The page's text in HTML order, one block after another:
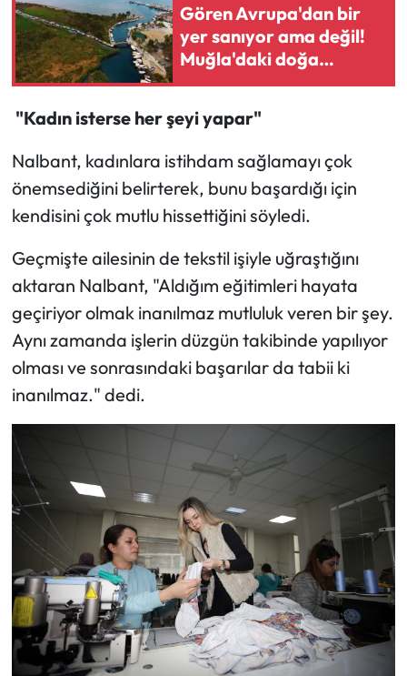
Gören Avrupa'dan bir
yer sanıyor ama değil!
Muğla'daki doğa
harikası herkesi şaşırttı
"Kadın isterse her şeyi yapar"
Nalbant, kadınlara istihdam sağlamayı çok
önemsediğini belirterek, bunu başardığı için
kendisini çok mutlu hissettiğini söyledi.
Geçmişte ailesinin de tekstil işiyle uğraştığını
aktaran Nalbant, "Aldığım eğitimleri hayata
geçiriyor olmak inanılmaz mutluluk veren bir şey.
Aynı zamanda işlerin düzgün takibinde yapılıyor
olması ve sonrasındaki başarılar da tabii ki
inanılmaz." dedi.